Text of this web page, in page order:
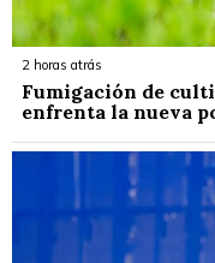
2 horas atrás
Fumigación de
enfrenta la nueva